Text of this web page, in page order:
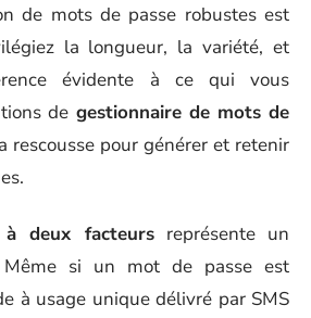
de mots de passe robustes est
la longueur, la variété, et
évidente à ce qui vous
de gestionnaire de mots de
rescousse pour générer et retenir
à deux facteursreprésente un
Même si un mot de passe est
à usage unique délivré par SMS